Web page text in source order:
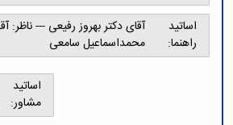
معاونت
تحصیلات
تکمیلی
فرم
ها
و
فیزیک
ریاضی
و
اساتید
راهنما:
آقای دکتر بهروز رفیعی --- ناظر:
محمداسماعیل سامعی
اساتید
مشاور: